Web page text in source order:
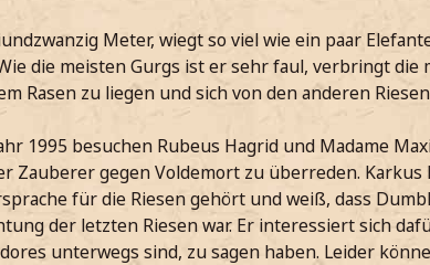
Meter, wiegt so viel wie ein paar
die meisten Gurgs ist er sehr faul, verbringt die
Rasen zu liegen und sich von den anderen
1995 besuchen Rubeus Hagrid und Madame
Zauberer gegen Voldemort zu überreden. Karkus
für die Riesen gehört und weiß, dass
der letzten Riesen war. Er interessiert sich
unterwegs sind, zu sagen haben. Leider